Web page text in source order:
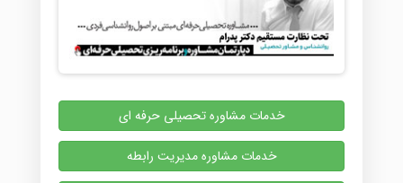
خدمات مشاوره تحصیلی حرفه ای
خدمات مشاوره مدیریت رابطه